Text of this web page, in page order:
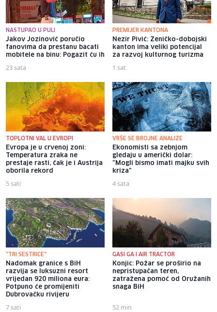
NASTUPAO U PULI
Jakov Jozinović poručio
fanovima da prestanu bacati
mobitele na binu: Pogazit ću ih
23 sata
PREMIJER KANTONA
Nezir Pivić: Zeničko-dobojski
kanton ima veliki potencijal
za razvoj kulturnog turizma
1 sat
TOPLOTNI VAL U EVROPI
Evropa je u crvenoj zoni:
Temperatura zraka ne
prestaje rasti, čak je i Austrija
oborila rekord
5 sati
VRŠE SE BROJNE ANALIZE
Ekonomisti sa zebnjom
gledaju u američki dolar:
"Mogli bismo imati majku svih
kriza"
4 sata
"TRI SESTRICE"
Nadomak granice s BiH
razvija se luksuzni resort
vrijedan 920 miliona eura:
Potpuno će promijeniti
Dubrovačku rivijeru
7 sati
GASI GA I AIR TRACTOR
Konjic: Požar se proširio na
nepristupačan teren,
zatražena pomoć od Oružanih
snaga BiH
52 min